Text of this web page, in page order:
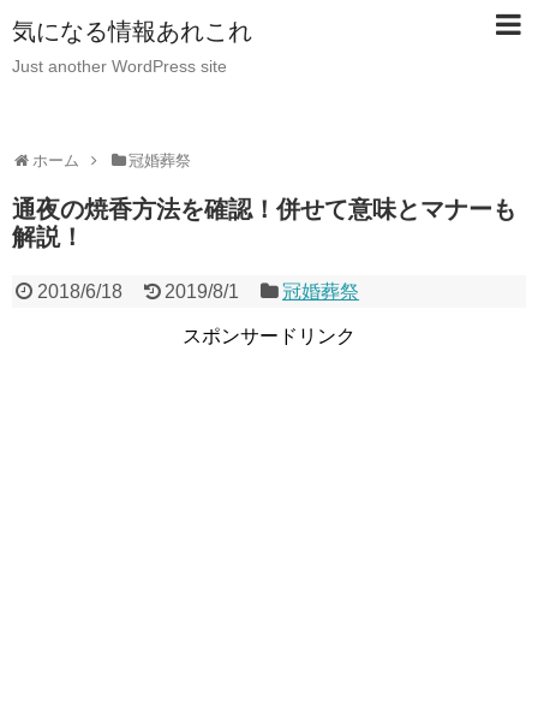
気になる情報あれこれ
Just another WordPress site
ホーム 冠婚葬祭
通夜の焼香方法を確認！併せて意味とマナーも
解説！
2018/6/18 2019/8/1 冠婚葬祭
スポンサードリンク